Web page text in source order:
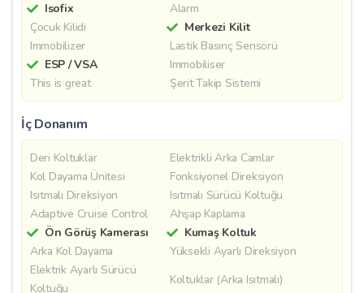
Isofix
Alarm
Çocuk Kilidi
Merkezi Kilit
Immobilizer
Lastik Basınç Sensörü
ESP / VSA
Immobiliser
This is great
Şerit Takip Sistemi
İç Donanım
Deri Koltuklar
Elektrikli Arka Camlar
Kol Dayama Ünitesi
Fonksiyonel Direksiyon
Isıtmalı Direksiyon
Isıtmalı Sürücü Koltuğu
Adaptive Cruise Control
Ahşap Kaplama
Ön Görüş Kamerası
Kumaş Koltuk
Arka Kol Dayama
Yüksekli Ayarlı Direksiyon
Elektrik Ayarlı Sürücü
Koltuğu
Koltuklar (Arka Isıtmalı)